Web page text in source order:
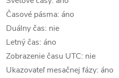
Časové pásma: áno
Duálny čas: nie
Letný čas: áno
Zobrazenie času UTC: nie
Ukazovateľ mesačnej fázy: áno